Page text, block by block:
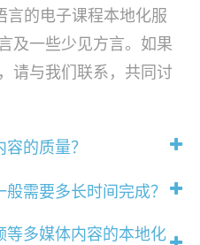
言的电子课程本地化服
及一些少见方言。如果
请与我们联系，共同讨
的质量？
需要多长时间完成？
等多媒体内容的本地化